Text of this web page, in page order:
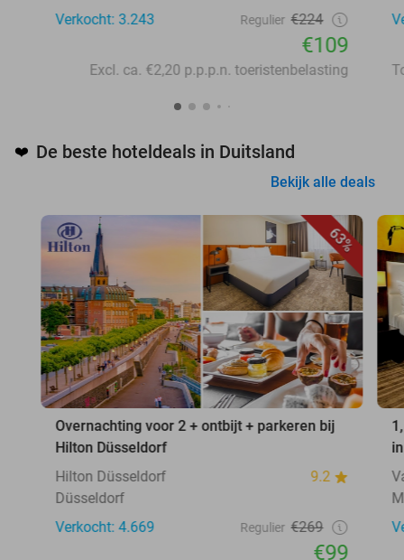
Verkocht: 3.243
Regulier €224
€109
Excl. ca. €2,20 p.p.p.n. toeristenbelasting
❤️ De beste hoteldeals in Duitsland
Bekijk alle deals
63%
Overnachting voor 2 + ontbijt + parkeren bij
Hilton Düsseldorf
Hilton Düsseldorf
9.2
Düsseldorf
Verkocht: 4.669
Regulier €269
€99